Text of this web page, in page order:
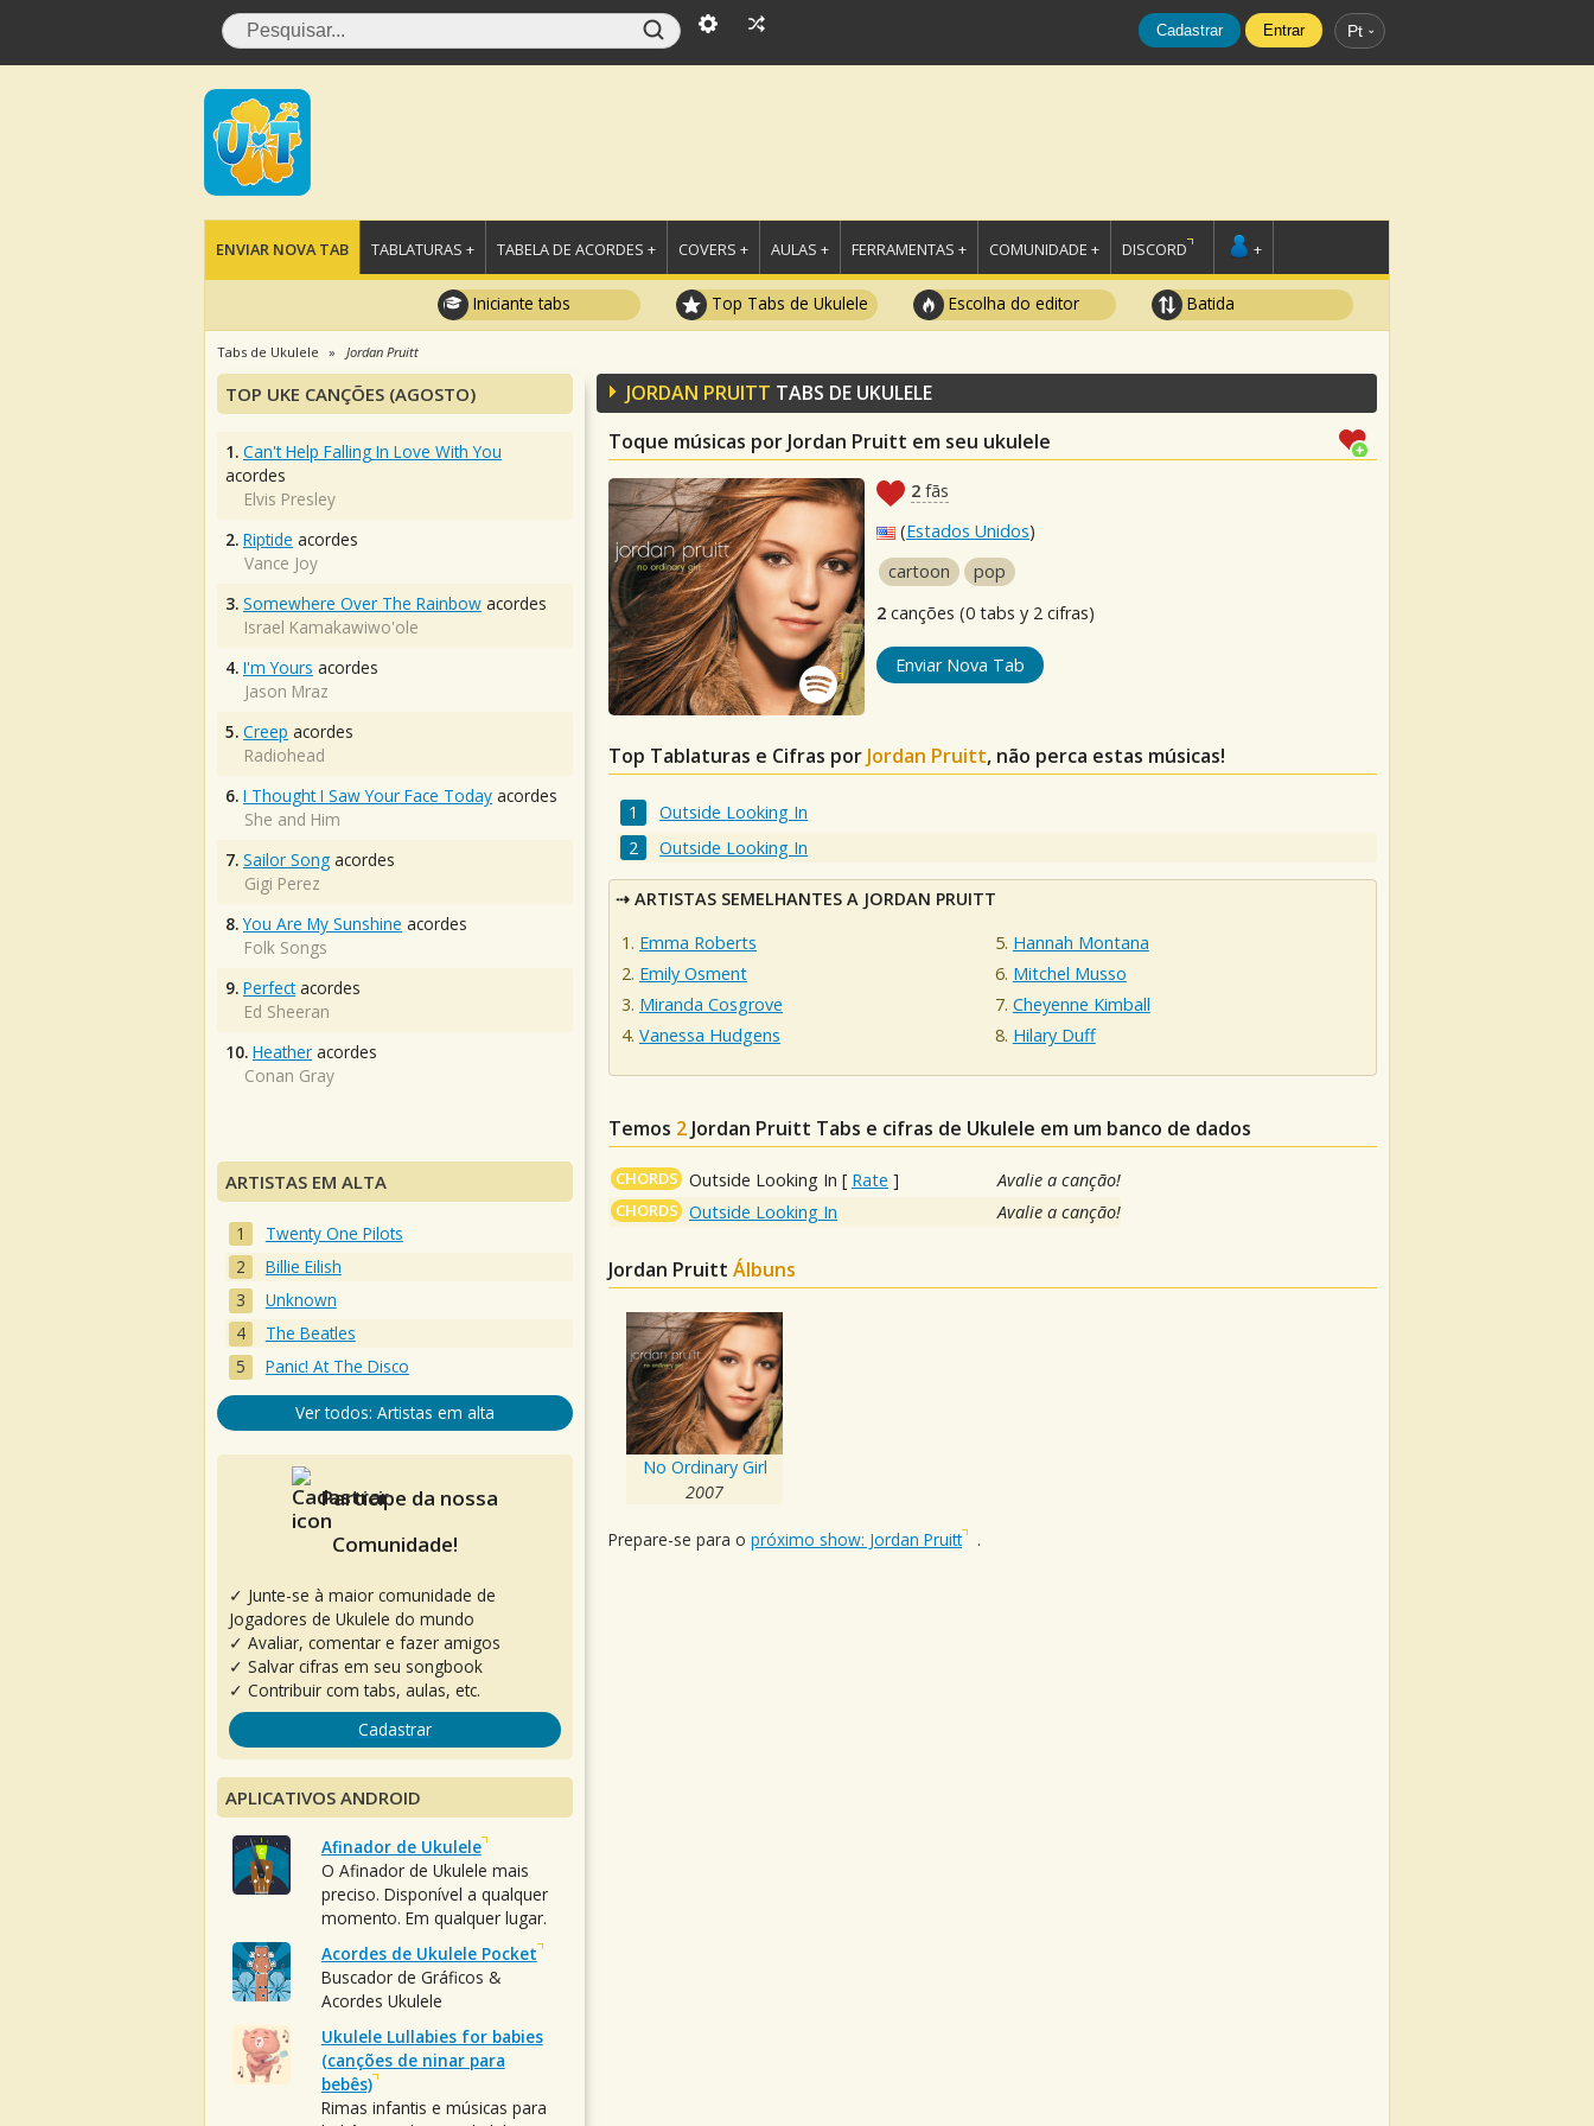
Cadastrar Entrar Pt
ENVIAR NOVA TAB TABLATURAS + TABELA DE ACORDES + COVERS + AULAS + FERRAMENTAS + COMUNIDADE + DISCORD +
Iniciante tabs Top Tabs de Ukulele Escolha do editor Batida
Tabs de Ukulele Jordan Pruitt
JORDAN PRUITT TABS DE UKULELE
Toque músicas por Jordan Pruitt em seu ukulele
2 fãs
(Estados Unidos)
cartoon
pop
2 canções (0 tabs y 2 cifras)
Enviar Nova Tab
Top Tablaturas e Cifras por Jordan Pruitt, não perca estas músicas!
Outside Looking In
Outside Looking In
ARTISTAS SEMELHANTES A JORDAN PRUITT
Emma Roberts
Emily Osment
Miranda Cosgrove
Vanessa Hudgens
Hannah Montana
Mitchel Musso
Cheyenne Kimball
Hilary Duff
Temos 2 Jordan Pruitt Tabs e cifras de Ukulele em um banco de dados
CHORDS Outside Looking In [ Rate ] Avalie a canção!
CHORDS Outside Looking In Avalie a canção!
Jordan Pruitt Álbuns
No Ordinary Girl
2007
Prepare-se para o próximo show: Jordan Pruitt .
TOP UKE CANÇÕES (AGOSTO)
1. Can't Help Falling In Love With You
acordes
Elvis Presley
2. Riptide acordes
Vance Joy
3. Somewhere Over The Rainbow acordes
Israel Kamakawiwo'ole
4. I'm Yours acordes
Jason Mraz
5. Creep acordes
Radiohead
6. I Thought I Saw Your Face Today acordes
She and Him
7. Sailor Song acordes
Gigi Perez
8. You Are My Sunshine acordes
Folk Songs
9. Perfectacordes
Ed Sheeran
10. Heather acordes
Conan Gray
ARTISTAS EM ALTA
Twenty One Pilots
Billie Eilish
Unknown
The Beatles
Panic! At The Disco
Ver todos: Artistas em alta
Participe da nossa
Comunidade!
✓ Junte-se à maior comunidade de
Jogadores de Ukulele do mundo
✓ Avaliar, comentar e fazer amigos
✓ Salvar cifras em seu songbook
✓ Contribuir com tabs, aulas, etc.
Cadastrar
APLICATIVOS ANDROID
Afinador de Ukulele
O Afinador de Ukulele mais
preciso. Disponível a qualquer
momento. Em qualquer lugar.
Acordes de Ukulele Pocket
Buscador de Gráficos &
Acordes Ukulele
Ukulele Lullabies for babies
(canções de ninar para
bebês)
Rimas infantis e músicas para